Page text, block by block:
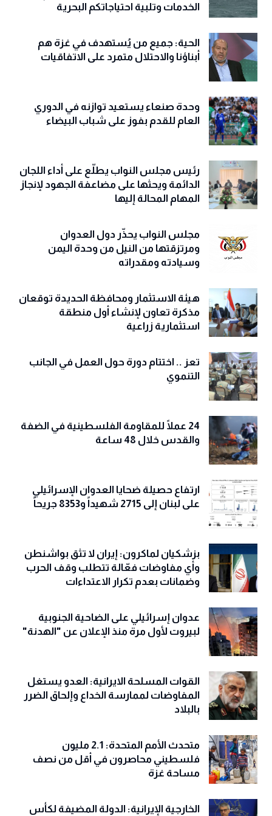
الخدمات وتلبية احتياجاتكم البحرية
الحية: جميع من يُستهدف في غزة هم
أبناؤنا والاحتلال متمرد على الاتفاقيات
وحدة صنعاء يستعيد توازنه في الدوري
العام للقدم بفوز على شباب البيضاء
رئيس مجلس النواب يطلّع على أداء اللجان
الدائمة ويحثها على مضاعفة الجهود لإنجاز
المهام المحالة إليها
مجلس النواب يحذّّر دول العدوان
ومرتزقتها من النيل من وحدة اليمن
وسيادته ومقدراته
هيئة الاستثمار ومحافظة الحديدة توقعان
مذكرة تعاون لإنشاء أول منطقة
استثمارية زراعية
تعز .. اختتام دورة حول العمل في الجانب
التنموي
24 عملًا للمقاومة الفلسطينية في الضفة
والقدس خلال 48 ساعة
ارتفاع حصيلة ضحايا العدوان الإسرائيلي
على لبنان إلى 2715 شهيداً و8353 جريحاً
بزشكيان لماكرون: إيران لا تثق بواشنطن
وأي مفاوضات فعّالة تتطلب وقف الحرب
وضمانات بعدم تكرار الاعتداءات
عدوان إسرائيلي على الضاحية الجنوبية
لبيروت لأول مرة منذ الإعلان عن "الهدنة"
القوات المسلحة الايرانية: العدو يستغل
المفاوضات لممارسة الخداع وإلحاق الضرر
بالبلاد
متحدث الأمم المتحدة: 2.1 مليون
فلسطيني محاصرون في أقل من نصف
مساحة غزة
الخارجية الإيرانية: الدولة المضيفة لكأس